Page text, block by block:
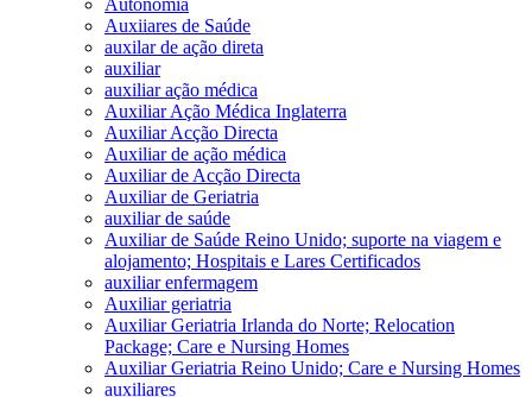
Auxiiares de Saúde
auxilar de ação direta
auxiliar
auxiliar ação médica
Auxiliar Ação Médica Inglaterra
Auxiliar Acção Directa
Auxiliar de ação médica
Auxiliar de Acção Directa
Auxiliar de Geriatria
auxiliar de saúde
Auxiliar de Saúde Reino Unido; suporte na viagem e
alojamento; Hospitais e Lares Certificados
auxiliar enfermagem
Auxiliar geriatria
Auxiliar Geriatria Irlanda do Norte; Relocation
Package; Care e Nursing Homes
Auxiliar Geriatria Reino Unido; Care e Nursing Homes
auxiliares